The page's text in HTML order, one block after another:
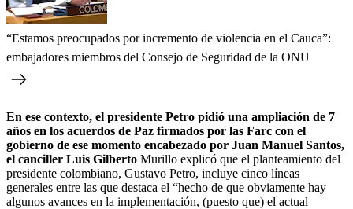
“Estamos preocupados por incremento de violencia en el Cauca”:
embajadores miembros del Consejo de Seguridad de la ONU
En ese contexto, el presidente Petro pidió una ampliación de 7
años en los acuerdos de Paz firmados por las Farc con el
gobierno de ese momento encabezado por Juan Manuel Santos,
el canciller Luis Gilberto Murillo explicó que el planteamiento del
presidente colombiano, Gustavo Petro, incluye cinco líneas
generales entre las que destaca el “hecho de que obviamente hay
algunos avances en la implementación, (puesto que) el actual